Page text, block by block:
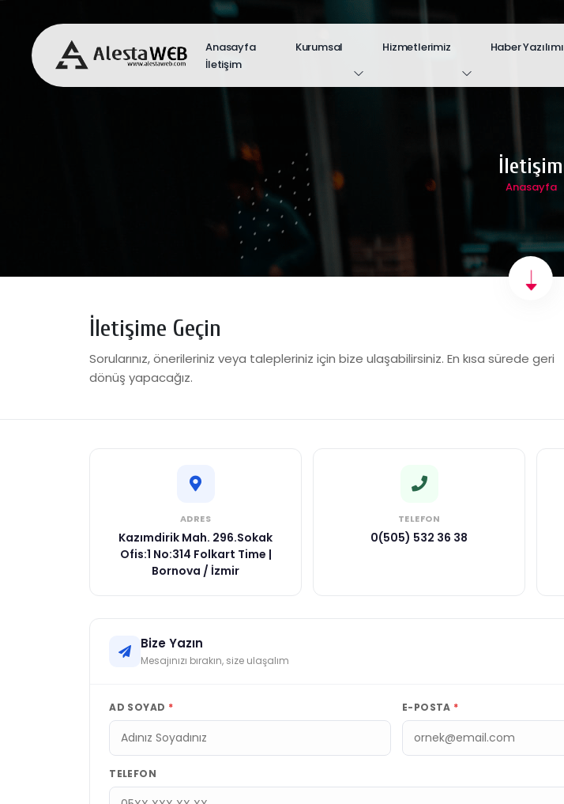
Anasayfa Kurumsal Hizmetlerimiz Haber Yazılımı
İletişim
İletişim
Anasayfa
İletişime Geçin
Sorularınız, önerileriniz veya talepleriniz için bize ulaşabilirsiniz. En kısa sürede geri
dönüş yapacağız.
ADRES
Kazımdirik Mah. 296.Sokak
Ofis:1 No:314 Folkart Time |
Bornova / İzmir
TELEFON
0(505) 532 36 38
Bize Yazın
Mesajınızı bırakın, size ulaşalım
AD SOYAD * E-POSTA *
TELEFON